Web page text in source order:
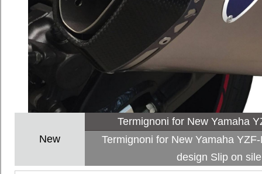
New
Termignoni for New Yamaha
Termignoni for New Yamaha
design Slip on